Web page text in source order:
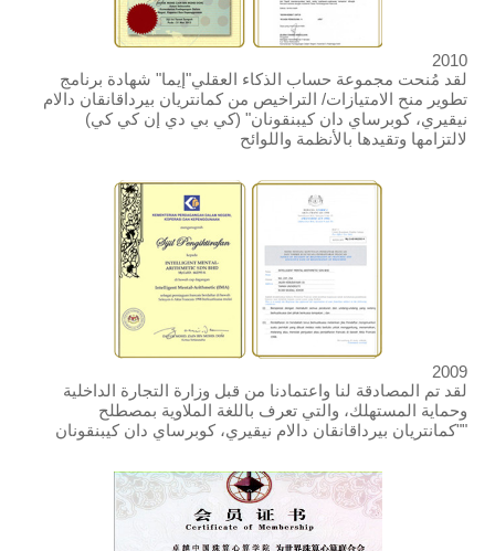
2010
لقد مُنحت مجموعة حساب الذكاء العقلي"إيما" شهادة برنامج
تطوير منح الامتيازات/ التراخيص من كمانتريان بيرداقانقان دالام
نيقيري، كوبرساي دان كيبنقونان" (كي بي دي إن كي كي)
لالتزامها وتقيدها بالأنظمة واللوائح
2009
لقد تم المصادقة لنا واعتمادنا من قبل وزارة التجارة الداخلية
وحماية المستهلك، والتي تعرف باللغة الملاوية بمصطلح
"كمانتريان بيرداقانقان دالام نيقيري، كوبرساي دان كيبنقونان"